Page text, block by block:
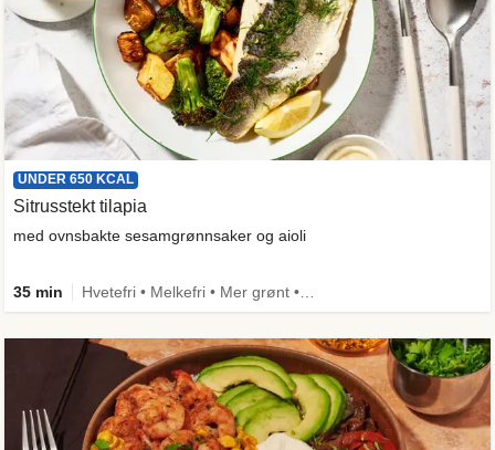
UNDER 650 KCAL
Sitrusstekt tilapia
med ovnsbakte sesamgrønnsaker og aioli
35 min